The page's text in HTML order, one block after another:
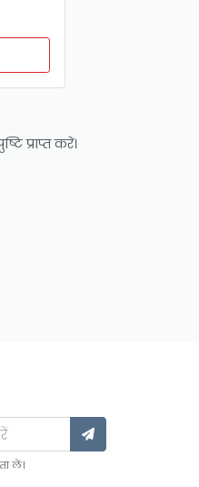
प्राप्त करें।
लें।